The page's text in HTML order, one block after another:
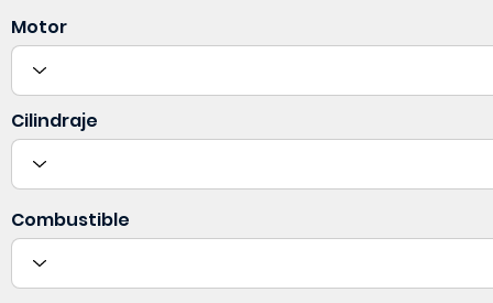
Motor
Cilindraje
Combustible